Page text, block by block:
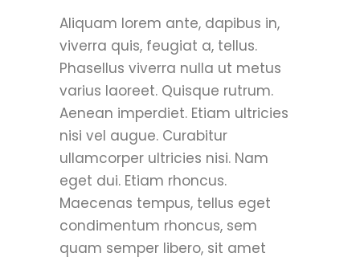
Aliquam lorem ante, dapibus in,
viverra quis, feugiat a, tellus.
Phasellus viverra nulla ut metus
varius laoreet. Quisque rutrum.
Aenean imperdiet. Etiam ultricies
nisi vel augue. Curabitur
ullamcorper ultricies nisi. Nam
eget dui. Etiam rhoncus.
Maecenas tempus, tellus eget
condimentum rhoncus, sem
quam semper libero, sit amet